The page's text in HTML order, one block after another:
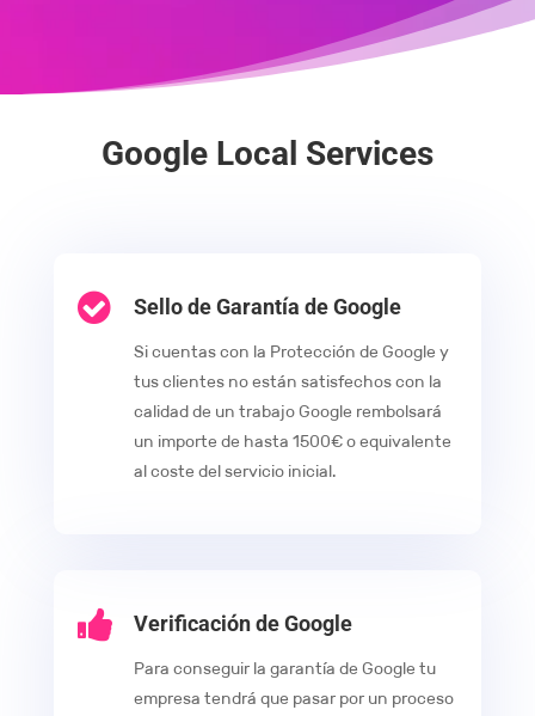
Google Local Services
 Sello de Garantía de Google
Si cuentas con la Protección de Google y
tus clientes no están satisfechos con la
calidad de un trabajo Google rembolsará
un importe de hasta 1500€ o equivalente
al coste del servicio inicial.
 Verificación de Google
Para conseguir la garantía de Google tu
empresa tendrá que pasar por un proceso